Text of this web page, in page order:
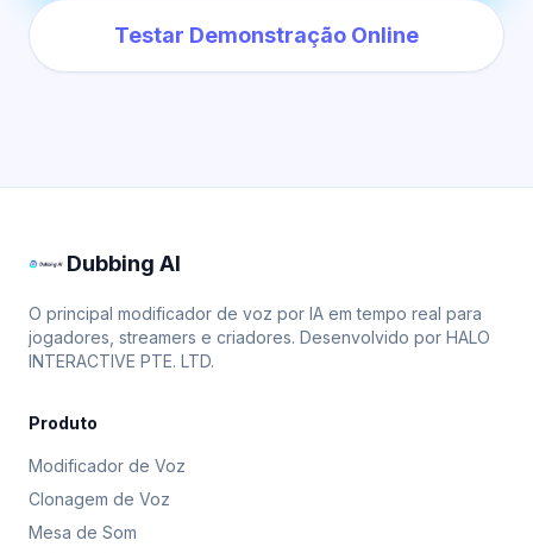
Testar Demonstração Online
Dubbing AI
O principal modificador de voz por IA em tempo real para
jogadores, streamers e criadores. Desenvolvido por HALO
INTERACTIVE PTE. LTD.
Produto
Modificador de Voz
Clonagem de Voz
Mesa de Som